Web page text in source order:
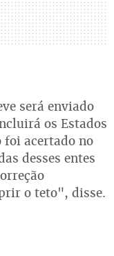
será enviado
os Estados
foi acertado no
desses entes
o teto", disse.